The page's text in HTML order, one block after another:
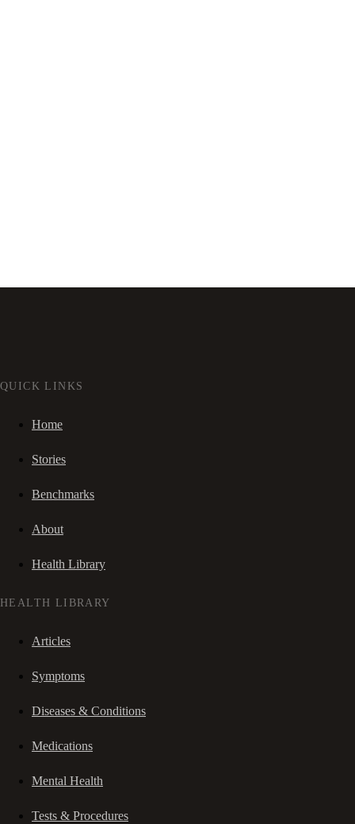
QUICK LINKS
Home
Stories
Benchmarks
About
Health Library
HEALTH LIBRARY
Articles
Symptoms
Diseases & Conditions
Medications
Mental Health
Tests & Procedures